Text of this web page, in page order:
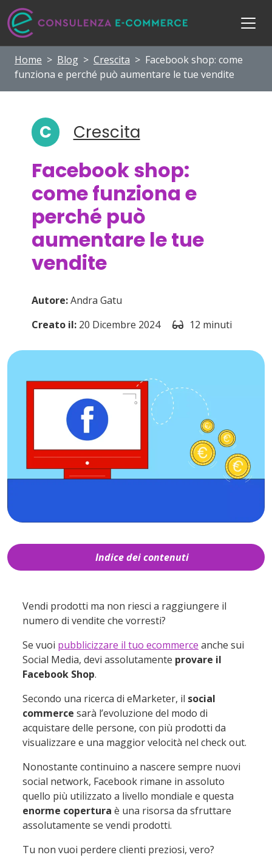
Home > Blog > Crescita > Facebook shop: come
funziona e perché può aumentare le tue vendite
C Crescita
Facebook shop:
come funziona e
perché può
aumentare le tue
vendite
Autore:Andra Gatu
Creato il: 20 Dicembre 2024 12 minuti
Indice dei contenuti
Come funziona Facebook Shop
2.1 Aggiungere prodotti al negozio
2.2 Creare raccolte per i prodotti
2.3 Gestire ordini e impostazioni
2.4 Interagire con i clienti
Cosa puoi o non puoi vendere su Facebook
Shop
Quali sono i vantaggi di vendere su
Facebook con il tuo ecommerce
Come aggiungere un e-commerce su
Facebook?
5.1 Attiva la vetrina sulla tua pagina
aziendale
5.3
Descrivi ciò che vendi
Vendi prodotti ma non riesci a raggiungere il
numero di vendite che vorresti?
Se vuoi pubblicizzare il tuo ecommerce anche sui
Social Media, devi assolutamente provare il
Facebook Shop.
Secondo una ricerca di eMarketer, il social
commerce sarà l’evoluzione del modo di
acquistare delle persone, con più prodotti da
visualizzare e una maggior velocità nel check out.
Nonostante continuino a nascere sempre nuovi
social network, Facebook rimane in assoluto
quello più utilizzato a livello mondiale e questa
enorme copertura è una risorsa da sfruttare
assolutamente se vendi prodotti.
Tu non vuoi perdere clienti preziosi, vero?